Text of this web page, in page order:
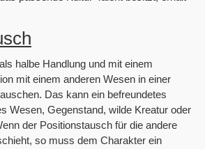
halbe Handlung und mit einem
mit einem anderen Wesen in einer
Das kann ein befreundetes
Wesen, Gegenstand, wilde Kreatur oder
der Positionstausch für die andere
so muss dem Charakter ein